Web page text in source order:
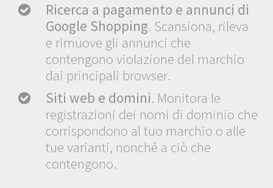
Ricerca a pagamento e annunci di
Google Shopping. Scansiona, rileva
e rimuove gli annunci che
contengono violazione del marchio
dai principali browser.
Siti web e domini. Monitora le
registrazioni dei nomi di dominio che
corrispondono al tuo marchio o alle
tue varianti, nonché a ciò che
contengono.